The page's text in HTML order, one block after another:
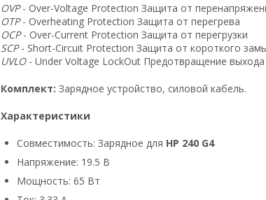
OVP- Over-Voltage Protection Защита от
OTP- Overheating Protection Защита от перегрева
OCP- Over-Current Protection Защита от перегрузки
SCP- Short-Circuit Protection Защита от короткого
UVLO- Under Voltage LockOut Предотвращение выхода
Комплект: Зарядное устройство, силовой кабель.
Характеристики
Совместимость: Зарядное для HP 240 G4
Напряжение: 19.5 В
Мощность: 65 Вт